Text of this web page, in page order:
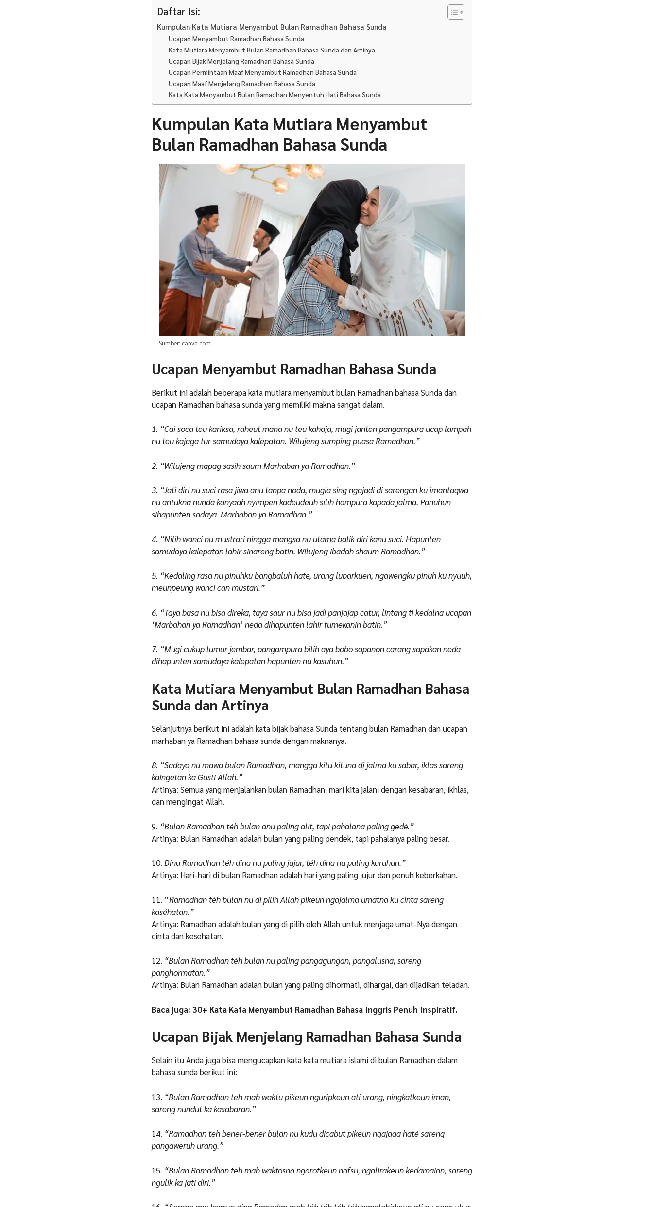
Daftar Isi:
Kumpulan Kata Mutiara Menyambut Bulan Ramadhan Bahasa Sunda
Ucapan Menyambut Ramadhan Bahasa Sunda
Kata Mutiara Menyambut Bulan Ramadhan Bahasa Sunda dan Artinya
Ucapan Bijak Menjelang Ramadhan Bahasa Sunda
Ucapan Permintaan Maaf Menyambut Ramadhan Bahasa Sunda
Ucapan Maaf Menjelang Ramadhan Bahasa Sunda
Kata Kata Menyambut Bulan Ramadhan Menyentuh Hati Bahasa Sunda
Kumpulan Kata Mutiara Menyambut
Bulan Ramadhan Bahasa Sunda
Sumber: canva.com
Ucapan Menyambut Ramadhan Bahasa Sunda
Berikut ini adalah beberapa kata mutiara menyambut bulan Ramadhan bahasa Sunda dan
ucapan Ramadhan bahasa sunda yang memiliki makna sangat dalam.
1. “Cai soca teu kariksa, raheut mana nu teu kahaja, mugi janten pangampura ucap lampah
nu teu kajaga tur samudaya kalepatan. Wilujeng sumping puasa Ramadhan.”
2. “Wilujeng mapag sasih saum Marhaban ya Ramadhan.”
3. “Jati diri nu suci rasa jiwa anu tanpa noda, mugia sing ngajadi di sarengan ku imantaqwa
nu antukna nunda kanyaah nyimpen kadeudeuh silih hampura kapada jalma. Panuhun
sihapunten sadaya. Marhaban ya Ramadhan.”
4. “Nilih wanci nu mustrari ningga mangsa nu utama balik diri kanu suci. Hapunten
samudaya kalepatan lahir sinareng batin. Wilujeng ibadah shaum Ramadhan.”
5. “Kedaling rasa nu pinuhku bangbaluh hate, urang lubarkuen, ngawengku pinuh ku nyuuh,
meunpeung wanci can mustari.”
6. “Taya basa nu bisa direka, taya saur nu bisa jadi panjajap catur, lintang ti kedalna ucapan
‘Marbahan ya Ramadhan’ neda dihapunten lahir tumekanin batin.”
7. “Mugi cukup lumur jembar, pangampura bilih aya bobo sapanon carang sapakan neda
dihapunten samudaya kalepatan hapunten nu kasuhun.”
Kata Mutiara Menyambut Bulan Ramadhan Bahasa
Sunda dan Artinya
Selanjutnya berikut ini adalah kata bijak bahasa Sunda tentang bulan Ramadhan dan ucapan
marhaban ya Ramadhan bahasa sunda dengan maknanya.
8. “Sadaya nu mawa bulan Ramadhan, mangga kitu kituna di jalma ku sabar, iklas sareng
kaingetan ka Gusti Allah.”
Artinya: Semua yang menjalankan bulan Ramadhan, mari kita jalani dengan kesabaran, ikhlas,
dan mengingat Allah.
9. “Bulan Ramadhan téh bulan anu paling alit, tapi pahalana paling gedé.”
Artinya: Bulan Ramadhan adalah bulan yang paling pendek, tapi pahalanya paling besar.
10. Dina Ramadhan téh dina nu paling jujur, téh dina nu paling karuhun.”
Artinya: Hari-hari di bulan Ramadhan adalah hari yang paling jujur dan penuh keberkahan.
11. “Ramadhan téh bulan nu di pilih Allah pikeun ngajalma umatna ku cinta sareng
kaséhatan.”
Artinya: Ramadhan adalah bulan yang di pilih oleh Allah untuk menjaga umat-Nya dengan
cinta dan kesehatan.
12. “Bulan Ramadhan téh bulan nu paling pangagungan, pangalusna, sareng
panghormatan.”
Artinya: Bulan Ramadhan adalah bulan yang paling dihormati, dihargai, dan dijadikan teladan.
Baca juga: 30+ Kata Kata Menyambut Ramadhan Bahasa Inggris Penuh Inspiratif.
Ucapan Bijak Menjelang Ramadhan Bahasa Sunda
Selain itu Anda juga bisa mengucapkan kata kata mutiara islami di bulan Ramadhan dalam
bahasa sunda berikut ini:
13. “Bulan Ramadhan teh mah waktu pikeun nguripkeun ati urang, ningkatkeun iman,
sareng nundut ka kasabaran.”
14. “Ramadhan teh bener-bener bulan nu kudu dicabut pikeun ngajaga haté sareng
pangaweruh urang.”
15. “Bulan Ramadhan teh mah waktosna ngarotkeun nafsu, ngalirakeun kedamaian, sareng
ngulik ka jati diri.”